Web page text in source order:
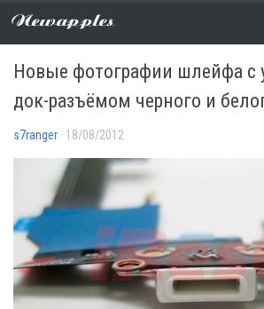
Newapples
СЛУХИ
Новые фотографии шлейфа
док-разъёмом черного и
s7ranger · 18/08/2012